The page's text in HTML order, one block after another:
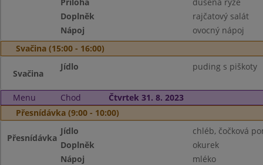
Doplněk
rajčatový salát
Nápoj
ovocný nápoj
Svačina (15:00 - 16:00)
Svačina
Jídlo puding s piškoty
Menu Chod
Čtvrtek 31. 8. 2023
Přesnídávka (9:00 - 10:00)
Přesnídávka
Jídlo
chléb, čočková
Doplněk
okurek
Nápoj
mléko